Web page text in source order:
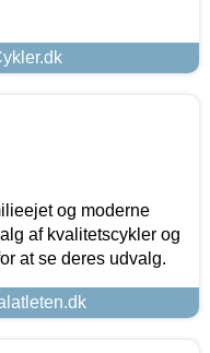
og moderne
af kvalitetscykler og
at se deres udvalg.